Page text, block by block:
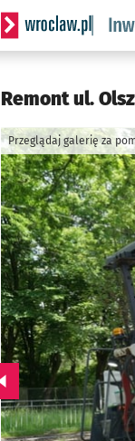
Serwis informacyjny
Remont ul.
Przeglądaj galerię za
Przejdź do